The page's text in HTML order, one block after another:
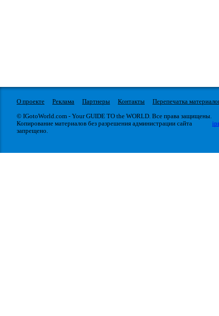
О проекте Реклама Партнеры Контакты
Перепечатка
© IGotoWorld.com - Your GUIDE TO the WORLD. Все права защищены.
Копирование материалов без разрешения администрации сайта
запрещено.